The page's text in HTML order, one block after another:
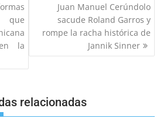
que
la
Juan Manuel Cerúndolo
sacude Roland Garros y
rompe la racha histórica de
Jannik Sinner
relacionadas